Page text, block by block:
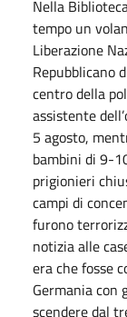
Nella
tempo un
Liberazione
Repubblicano
centro della
assistente
5 agosto,
bambini di 9-
prigionieri
campi di
furono
notizia alle
era che fosse
Germania
scendere dal